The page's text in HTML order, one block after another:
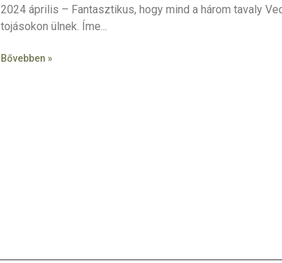
2024 április – Fantasztikus, hogy mind a három tavaly
tojásokon ülnek. Íme
Bővebben »